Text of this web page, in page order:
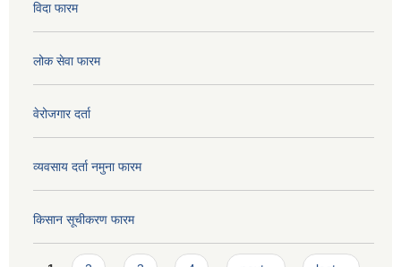
विदा फारम
लोक सेवा फारम
वेरोजगार दर्ता
व्यवसाय दर्ता नमुना फारम
किसान सूचीकरण फारम